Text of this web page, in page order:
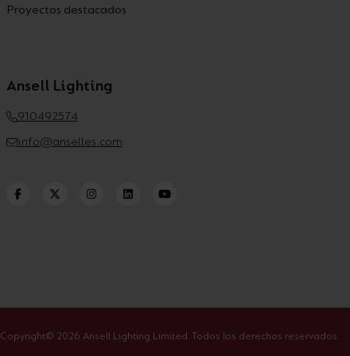
Proyectos destacados
Ansell Lighting
910492574
info@anselles.com
Copyright© 2026 Ansell Lighting Limited. Todos los derechos reservados.